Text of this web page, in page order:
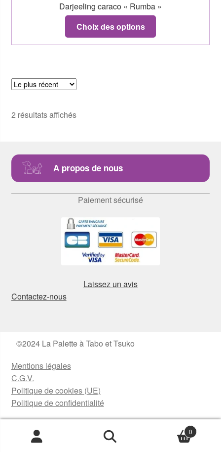
Darjeeling caraco « Rumba »
Choix des options
2 résultats affichés
A propos de nous
Paiement sécurisé
Laissez un avis
Contactez-nous
Recherche
0
©2024 La Palette à Tabo et Tsuko
Mentions légales
C.G.V.
Politique de cookies (UE)
Politique de confidentialité